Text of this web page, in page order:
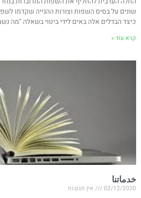
שונים על בסיס השפות וצורות ההגייה שקדמו
כיצד הבדלים אלה באים לידי ביטוי בשאלה "מה
קרא עוד »
خدماتنا
02/12/2020 אין תגובות